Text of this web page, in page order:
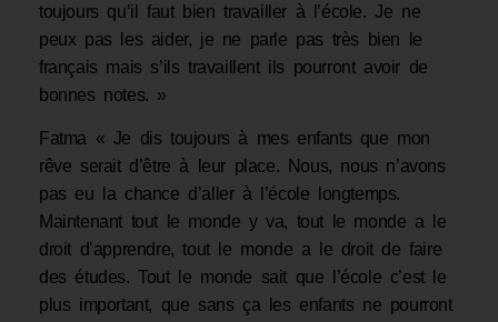
toujours qu’il faut bien travailler à l’école. Je ne
peux pas les aider, je ne parle pas très bien le
français mais s’ils travaillent ils pourront avoir de
bonnes notes. »
Fatma « Je dis toujours à mes enfants que mon
rêve serait d’être à leur place. Nous, nous n’avons
pas eu la chance d’aller à l’école longtemps.
Maintenant tout le monde y va, tout le monde a le
droit d’apprendre, tout le monde a le droit de faire
des études. Tout le monde sait que l’école c’est le
plus important, que sans ça les enfants ne pourront